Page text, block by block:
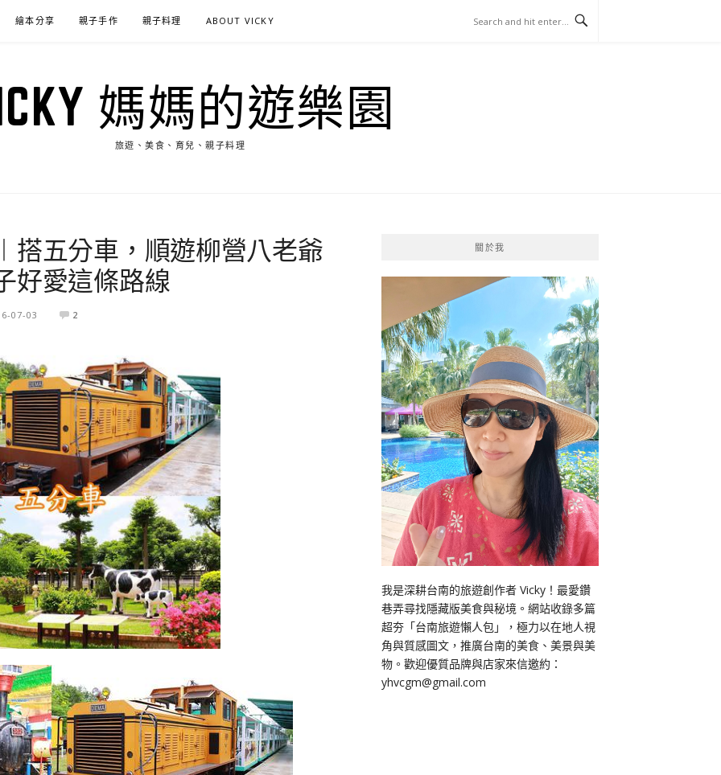
繪本分享 親子手作 親子料理 ABOUT VICKY
媽媽的遊樂園
旅遊、美食、育兒、親子料理
搭五分車，順遊柳營八老爺
好愛這條路線
07-03 2
關於我
我是深耕台南的旅遊創作者 Vicky！最愛鑽
巷弄尋找隱藏版美食與秘境。網站收錄多篇
超夯「台南旅遊懶人包」，極力以在地人視
角與質感圖文，推廣台南的美食、美景與美
物。歡迎優質品牌與店家來信邀約：
yhvcgm@gmail.com